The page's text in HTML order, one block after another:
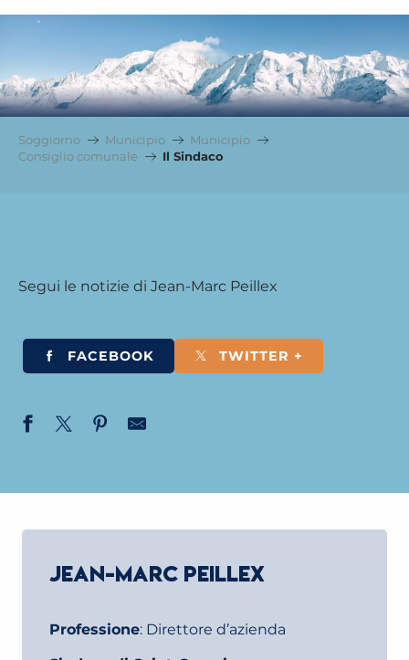
Soggiorno Municipio
Municipio
Consiglio comunale
Il Sindaco
Segui le notizie di Jean-Marc Peillex
FACEBOOK TWITTER +
JEAN-MARC PEILLEX
Professione: Direttore d’azienda